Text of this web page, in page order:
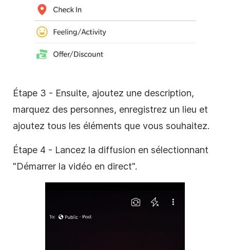
Étape 3 - Ensuite, ajoutez une description,
marquez des personnes, enregistrez un lieu et
ajoutez tous les éléments que vous souhaitez.
Étape 4 - Lancez la diffusion en sélectionnant
"Démarrer la vidéo en direct".